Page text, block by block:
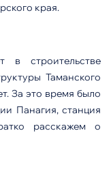
края.
в строительстве
Таманского
За это время было
Панагия, станция
расскажем о